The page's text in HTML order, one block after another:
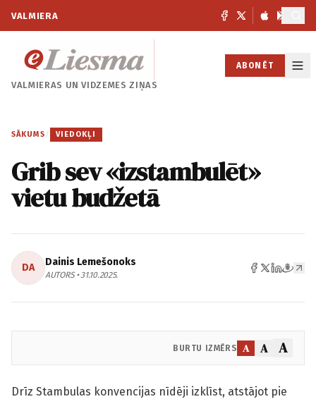
VALMIERA
VALMIERAS UNVIDZEMES ZIŅAS
ABONĒT
SĀKUMS / VIEDOKĻI
Grib sev «izstambulēt»
vietu budžetā
DA Dainis Lemešonoks
AUTORS • 31.10.2025.
BURTU IZMĒRS A A A
Drīz Stambulas konvencijas nīdēji izklīst, atstājot pie